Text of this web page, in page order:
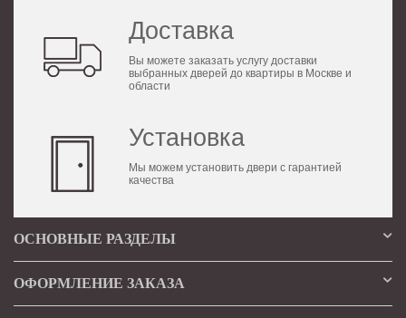
Доставка
Вы можете заказать услугу доставки
выбранных дверей до квартиры в Москве и
области
Установка
Мы можем установить двери с гарантией
качества
ОСНОВНЫЕ РАЗДЕЛЫ
ОФОРМЛЕНИЕ ЗАКАЗА